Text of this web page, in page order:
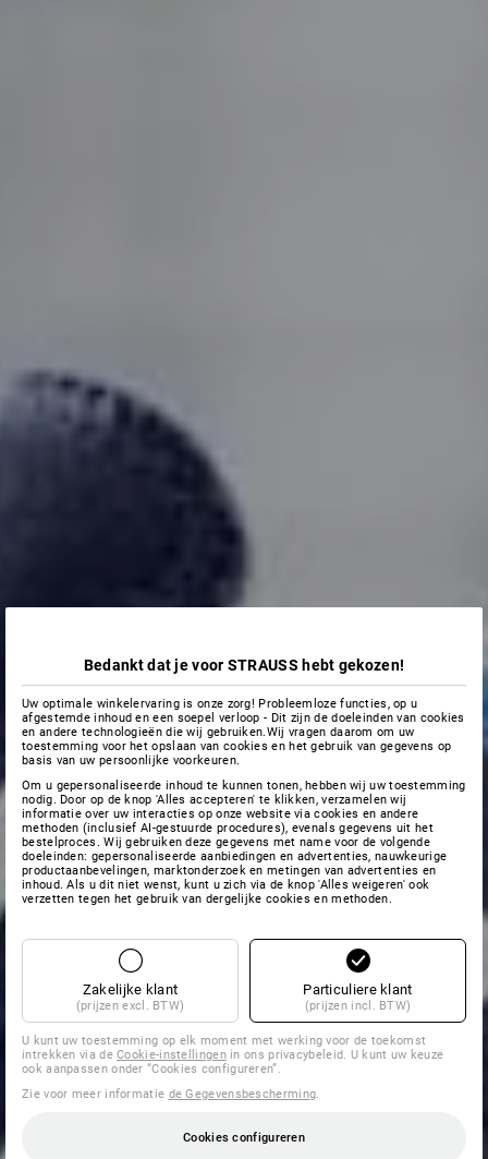
Bedankt dat je voor STRAUSS hebt gekozen!
Uw optimale winkelervaring is onze zorg! Probleemloze functies, op u
afgestemde inhoud en een soepel verloop - Dit zijn de doeleinden van cookies
en andere technologieën die wij gebruiken.Wij vragen daarom om uw
toestemming voor het opslaan van cookies en het gebruik van gegevens op
basis van uw persoonlijke voorkeuren.
Om u gepersonaliseerde inhoud te kunnen tonen, hebben wij uw toestemming
nodig. Door op de knop 'Alles accepteren' te klikken, verzamelen wij
informatie over uw interacties op onze website via cookies en andere
methoden (inclusief AI-gestuurde procedures), evenals gegevens uit het
bestelproces. Wij gebruiken deze gegevens met name voor de volgende
doeleinden: gepersonaliseerde aanbiedingen en advertenties, nauwkeurige
productaanbevelingen, marktonderzoek en metingen van advertenties en
inhoud. Als u dit niet wenst, kunt u zich via de knop 'Alles weigeren' ook
verzetten tegen het gebruik van dergelijke cookies en methoden.
Zakelijke klant
(prijzen excl. BTW)
Particuliere klant
(prijzen incl. BTW)
U kunt uw toestemming op elk moment met werking voor de toekomst
intrekken via deCookie-instellingenin ons privacybeleid. U kunt uw keuze
ook aanpassen onder “Cookies configureren”.
Zie voor meer informatie de Gegevensbescherming.
Cookies configureren